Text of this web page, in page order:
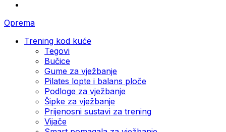
Oprema
Trening kod kuće
Tegovi
Bučice
Gume za vježbanje
Pilates lopte i balans ploče
Podloge za vježbanje
Šipke za vježbanje
Prijenosni sustavi za trening
Vijače